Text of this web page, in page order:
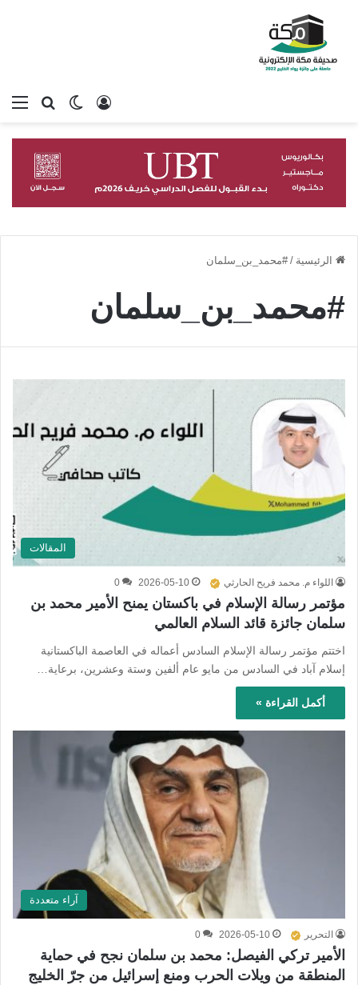
بحثالوضع
تسجيل الدخول
الرئيسية / #محمد_بن_سلمان
#محمد_بن_سلمان
المقالات
اللواء م. محمد فريح الحارثي 2026-05-10
0
مؤتمر رسالة الإسلام في باكستان يمنح الأمير محمد بن
سلمان جائزة قائد السلام العالمي
اختتم مؤتمر رسالة الإسلام السادس أعماله في العاصمة الباكستانية
إسلام آباد في السادس من مايو عام ألفين وستة وعشرين، برعاية…
أكمل القراءة »
آراء متعددة
التحرير 2026-05-10
0
الأمير تركي الفيصل: محمد بن سلمان نجح في حماية
المنطقة من ويلات الحرب ومنع إسرائيل من جرّ الخليج